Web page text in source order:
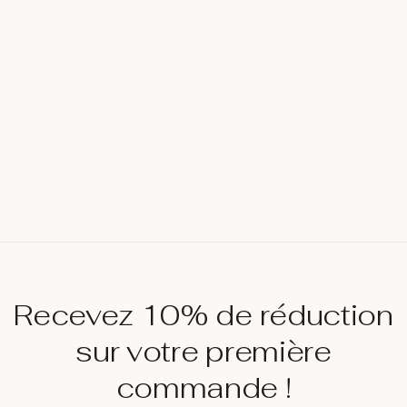
Recevez 10% de réduction
sur votre première
commande !